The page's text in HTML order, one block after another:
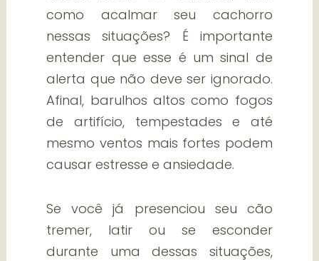
como acalmar seu cachorro
nessas situações? É importante
entender que esse é um sinal de
alerta que não deve ser ignorado.
Afinal, barulhos altos como fogos
de artifício, tempestades e até
mesmo ventos mais fortes podem
causar estresse e ansiedade.
Se você já presenciou seu cão
tremer, latir ou se esconder
durante uma dessas situações,